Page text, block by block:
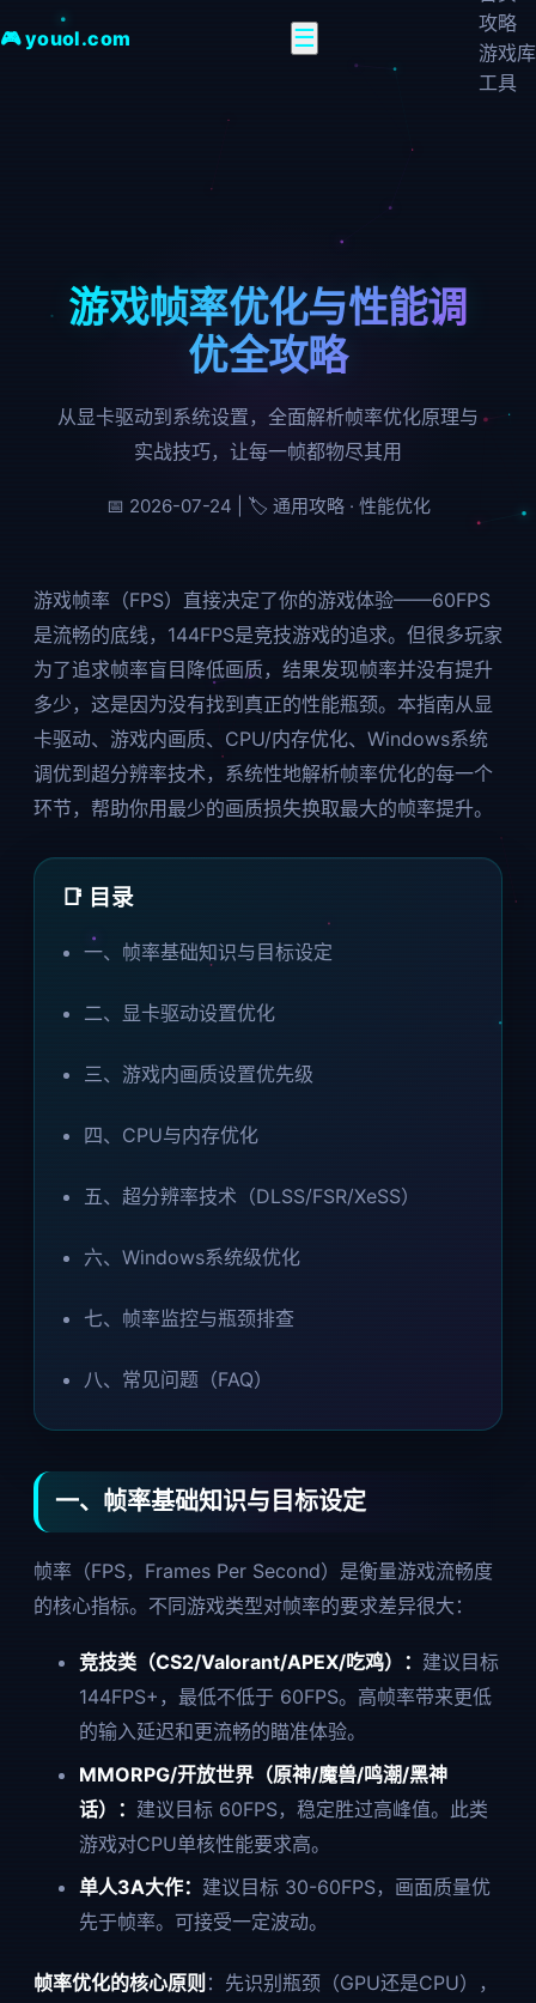
🎮 youol.com ☰
攻略
游戏库
工具
游戏帧率优化与性能调
优全攻略
从显卡驱动到系统设置，全面解析帧率优化原理与
实战技巧，让每一帧都物尽其用
📅 2026-07-24 | 🏷️ 通用攻略 · 性能优化
游戏帧率（FPS）直接决定了你的游戏体验——60FPS
是流畅的底线，144FPS是竞技游戏的追求。但很多玩家
为了追求帧率盲目降低画质，结果发现帧率并没有提升
多少，这是因为没有找到真正的性能瓶颈。本指南从显
卡驱动、游戏内画质、CPU/内存优化、Windows系统
调优到超分辨率技术，系统性地解析帧率优化的每一个
环节，帮助你用最少的画质损失换取最大的帧率提升。
📑 目录
一、帧率基础知识与目标设定
二、显卡驱动设置优化
三、游戏内画质设置优先级
四、CPU与内存优化
五、超分辨率技术（DLSS/FSR/XeSS）
六、Windows系统级优化
七、帧率监控与瓶颈排查
八、常见问题（FAQ）
一、帧率基础知识与目标设定
帧率（FPS，Frames Per Second）是衡量游戏流畅度
的核心指标。不同游戏类型对帧率的要求差异很大：
竞技类（CS2/Valorant/APEX/吃鸡）： 建议目标
144FPS+，最低不低于 60FPS。高帧率带来更低
的输入延迟和更流畅的瞄准体验。
MMORPG/开放世界（原神/魔兽/鸣潮/黑神
话）： 建议目标 60FPS，稳定胜过高峰值。此类
游戏对CPU单核性能要求高。
单人3A大作： 建议目标 30-60FPS，画面质量优
先于帧率。可接受一定波动。
帧率优化的核心原则 ：先识别瓶颈（GPU还是CPU），